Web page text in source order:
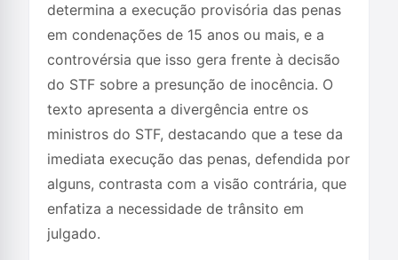
determina a execução provisória das penas
em condenações de 15 anos ou mais, e a
controvérsia que isso gera frente à decisão
do STF sobre a presunção de inocência. O
texto apresenta a divergência entre os
ministros do STF, destacando que a tese da
imediata execução das penas, defendida por
alguns, contrasta com a visão contrária, que
enfatiza a necessidade de trânsito em
julgado.